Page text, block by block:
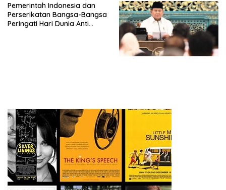
Penjajahan (Pergolakan
Ekonomi Politik Indonesia) &
Simposium Nasional “Urgensi
Undang-Undang
Perekonomian Nasional dan
Kesejahteraan Sosial dalam
Pemerintah Indonesia dan
Perserikatan Bangsa-Bangsa
Peringati Hari Dunia Anti